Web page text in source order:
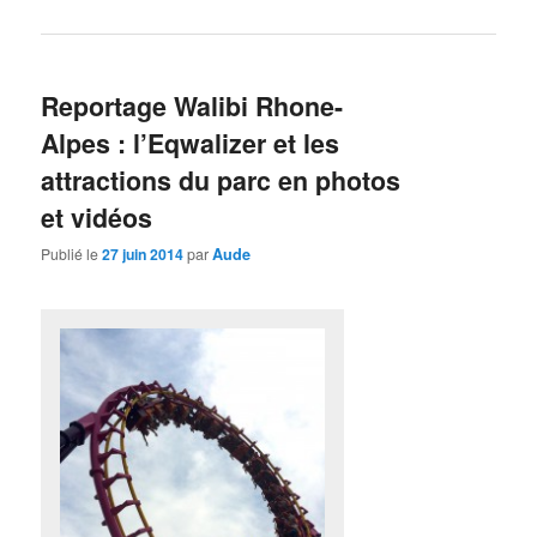
Reportage Walibi Rhone-
Alpes : l’Eqwalizer et les
attractions du parc en photos
et vidéos
Publié le27 juin 2014parAude